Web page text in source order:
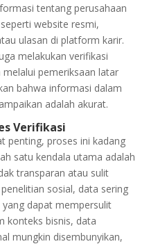
tentang perusahaan
website resmi,
ulasan di platform karir.
melakukan verifikasi
pemeriksaan latar
bahwa informasi dalam
adalah akurat.
Verifikasi
penting, proses ini kadang
satu kendala utama adalah
transparan atau sulit
sosial, data sering
dapat mempersulit
konteks bisnis, data
mungkin disembunyikan,